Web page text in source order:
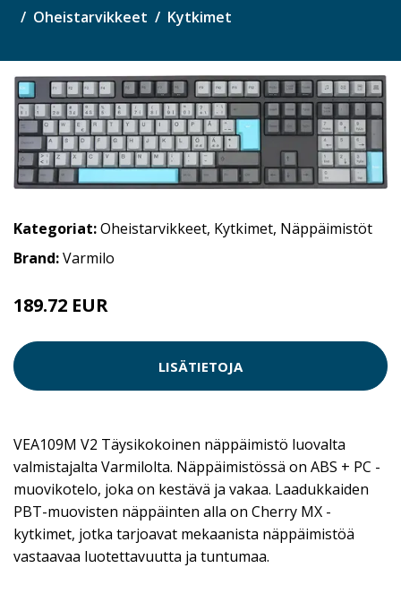
Oheistarvikkeet Kytkimet
Kategoriat:Oheistarvikkeet, Kytkimet, Näppäimistöt
Brand:Varmilo
189.72 EUR
LISÄTIETOJA
VEA109M V2 Täysikokoinen näppäimistö luovalta
valmistajalta Varmilolta. Näppäimistössä on ABS + PC -
muovikotelo, joka on kestävä ja vakaa. Laadukkaiden
PBT-muovisten näppäinten alla on Cherry MX -
kytkimet, jotka tarjoavat mekaanista näppäimistöä
vastaavaa luotettavuutta ja tuntumaa.